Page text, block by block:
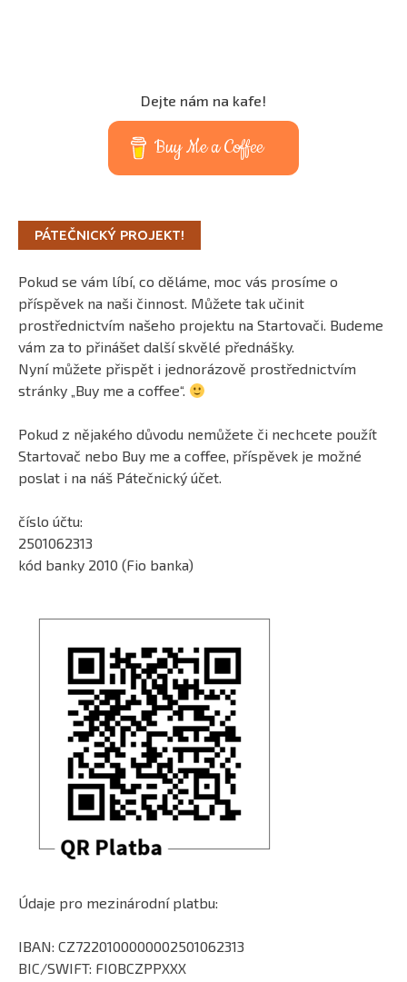
Dejte nám na kafe!
Buy Me a Coffee
PÁTEČNICKÝ PROJEKT!
Pokud se vám líbí, co děláme, moc vás prosíme o
příspěvek na naši činnost. Můžete tak učinit
prostřednictvím našeho projektu na Startovači. Budeme
vám za to přinášet další skvělé přednášky.
Nyní můžete přispět i jednorázově prostřednictvím
stránky „Buy me a coffee“.
Pokud z nějakého důvodu nemůžete či nechcete použít
Startovač nebo Buy me a coffee, příspěvek je možné
poslat i na náš Pátečnický účet.
číslo účtu:
2501062313
kód banky 2010 (Fio banka)
Údaje pro mezinárodní platbu:
IBAN: CZ7220100000002501062313
BIC/SWIFT: FIOBCZPPXXX